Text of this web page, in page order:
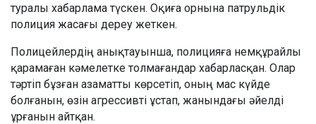
туралы хабарлама түскен. Оқиға орнына патрульдік
полиция жасағы дереу жеткен.
Полицейлердің анықтауынша, полицияға немқұрайлы
қарамаған кәмелетке толмағандар хабарласқан. Олар
тәртіп бұзған азаматты көрсетіп, оның мас күйде
болғанын, өзін агрессивті ұстап, жанындағы әйелді
ұрғанын айтқан.